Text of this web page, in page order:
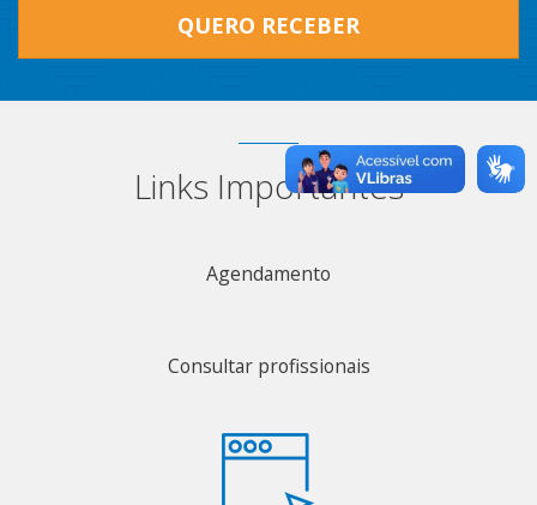
QUERO RECEBER
Links Importantes
Agendamento
Consultar profissionais